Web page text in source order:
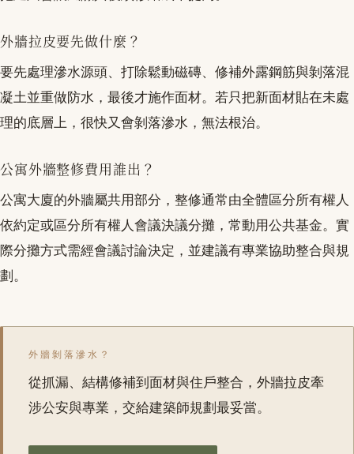
外牆拉皮要先做什麼？
要先處理滲水源頭、打除鬆動磁磚、修補外露鋼筋與剝落混
凝土並重做防水，最後才施作面材。若只把新面材貼在未處
理的底層上，很快又會剝落滲水，無法根治。
公寓外牆整修費用誰出？
公寓大廈的外牆屬共用部分，整修通常由全體區分所有權人
依約定或區分所有權人會議決議分攤，常動用公共基金。實
際分攤方式需經會議討論決定，並建議有專業協助整合與規
劃。
外牆剝落滲水？
從抓漏、結構修補到面材與住戶整合，外牆拉皮牽
涉公安與專業，交給建築師規劃最妥當。